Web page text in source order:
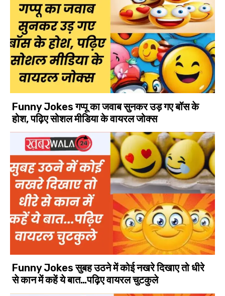
Funny Jokes गप्पू का जवाब सुनकर उड़ गए बॉस के
होश, पढ़िए सोशल मीडिया के वायरल जोक्स
Funny Jokes सुबह उठने में कोई नखरे दिखाए तो धीरे
से कान में कहें ये बात…पढ़िए वायरल चुटकुले